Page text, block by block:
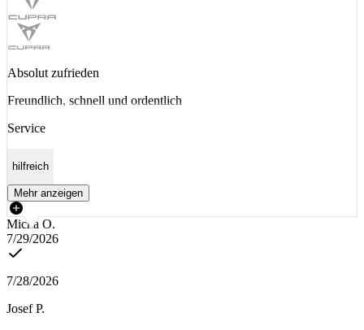
Absolut zufrieden
Freundlich, schnell und ordentlich
Service
hilfreich
Mehr anzeigen
Micha O.
7/29/2026
7/28/2026
Josef P.